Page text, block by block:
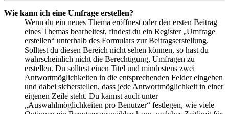
Wie kann ich eine Umfrage erstellen?
Wenn du ein neues Thema eröffnest oder den ersten Beitrag
eines Themas bearbeitest, findest du ein Register „Umfrage
erstellen“ unterhalb des Formulars zur Beitragserstellung.
Solltest du diesen Bereich nicht sehen können, so hast du
wahrscheinlich nicht die Berechtigung, Umfragen zu
erstellen. Du solltest einen Titel und mindestens zwei
Antwortmöglichkeiten in die entsprechenden Felder eingeben
und dabei sicherstellen, dass jede Antwortmöglichkeit in einer
eigenen Zeile steht. Du kannst auch unter
„Auswahlmöglichkeiten pro Benutzer“ festlegen, wie viele